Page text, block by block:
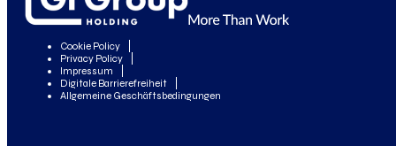
Cookie Policy
Privacy Policy
Impressum
Digitale Barrierefreiheit
Allgemeine Geschäftsbedingungen